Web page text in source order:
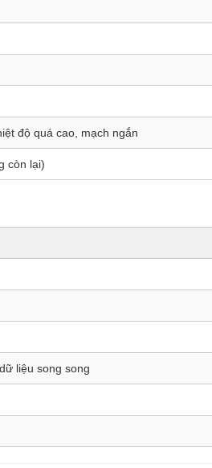
độ quá cao, mạch ngắn
còn lại)
liệu song song